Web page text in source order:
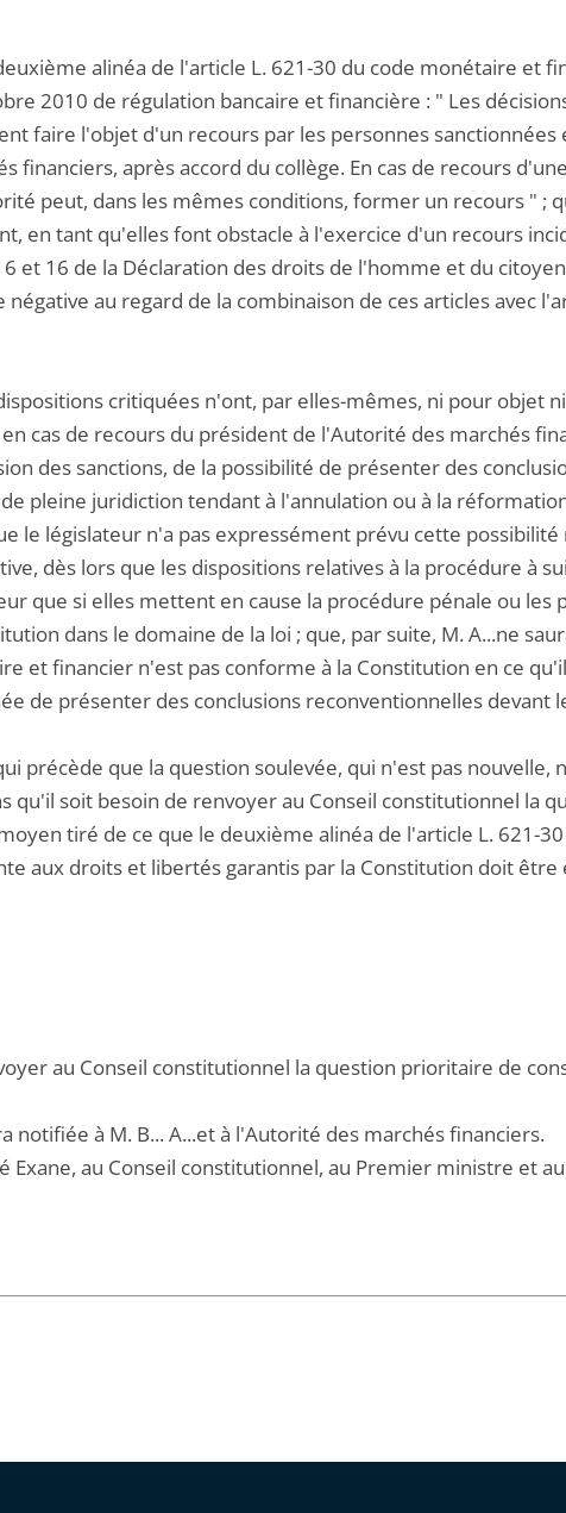
alinéa de l'article L. 621-30 du code monétaire et
2010 de régulation bancaire et financière : " Les
faire l'objet d'un recours par les personnes sanctionnées
financiers, après accord du collège. En cas de recours
peut, dans les mêmes conditions, former un recours " ;
en tant qu'elles font obstacle à l'exercice d'un recours
et 16 de la Déclaration des droits de l'homme et du
au regard de la combinaison de ces articles avec
critiquées n'ont, par elles-mêmes, ni pour objet
cas de recours du président de l'Autorité des marchés
des sanctions, de la possibilité de présenter des
pleine juridiction tendant à l'annulation ou à la
le législateur n'a pas expressément prévu cette possibilité
dès lors que les dispositions relatives à la procédure à
que si elles mettent en cause la procédure pénale ou les
dans le domaine de la loi ; que, par suite, M. A...ne
et financier n'est pas conforme à la Constitution en ce
de présenter des conclusions reconventionnelles devant
précède que la question soulevée, qui n'est pas nouvelle,
qu'il soit besoin de renvoyer au Conseil constitutionnel la
tiré de ce que le deuxième alinéa de l'article L. 621-
aux droits et libertés garantis par la Constitution doit être
au Conseil constitutionnel la question prioritaire de
notifiée à M. B... A...et à l'Autorité des marchés financiers.
Exane, au Conseil constitutionnel, au Premier ministre et